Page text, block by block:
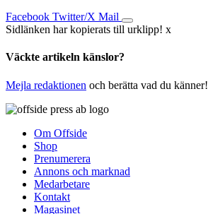
Facebook Twitter/X Mail
Sidlänken har kopierats till urklipp! x
Väckte artikeln känslor?
Mejla redaktionen och berätta vad du känner!
Om Offside
Shop
Prenumerera
Annons och marknad
Medarbetare
Kontakt
Magasinet